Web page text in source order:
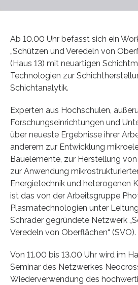
Ab 10.00 Uhr befasst sich ein
„Schützen und Veredeln von
(Haus 13) mit neuartigen
Technologien zur
Schichtanalytik.
Experten aus Hochschulen,
Forschungseinrichtungen und
über neueste Ergebnisse ihrer
anderem zur Entwicklung
Bauelemente, zur Herstellung
zur Anwendung
Energietechnik und heterogenen
ist das von der Arbeitsgruppe
Plasmatechnologien unter
Schrader gegründete Netzwerk
Veredeln von Oberflächen“ (SVO).
Von 11.00 bis 13.00 Uhr wird im
Seminar des Netzwerkes
Wiederverwendung des